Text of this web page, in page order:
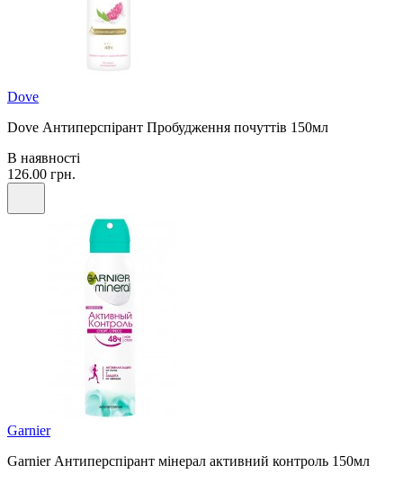
Dove
Dove Антиперспірант Пробудження почуттів 150мл
В наявності
126.00 грн.
Garnier
Garnier Антиперспірант мінерал активний контроль 150мл